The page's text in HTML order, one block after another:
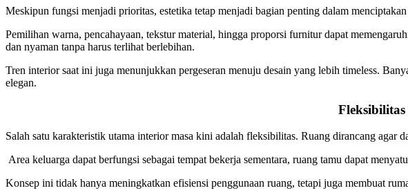
Meskipun fungsi menjadi prioritas, estetika tetap menjadi bagian penting dalam
Pemilihan warna, pencahayaan, tekstur material, hingga proporsi furnitur dapat
dan nyaman tanpa harus terlihat berlebihan.
Tren interior saat ini juga menunjukkan pergeseran menuju desain yang lebih timeless.
elegan.
Salah satu karakteristik utama interior masa kini adalah fleksibilitas. Ruang dirancang agar
Area keluarga dapat berfungsi sebagai tempat bekerja sementara, ruang tamu dapat
Konsep ini tidak hanya meningkatkan efisiensi penggunaan ruang, tetapi juga membuat